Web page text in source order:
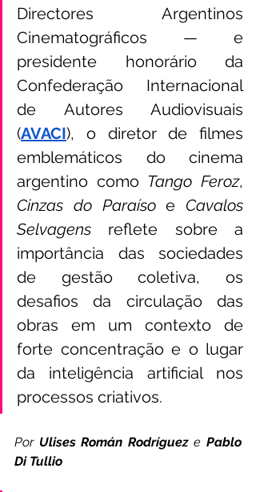
Directores Argentinos
Cinematográficos — e
presidente honorário da
Confederação Internacional
de Autores Audiovisuais
(AVACI), o diretor de filmes
emblemáticos do cinema
argentino como Tango Feroz
Cinzas do Paraíso e Cavalos
Selvagens reflete sobre a
importância das sociedades
de gestão coletiva, os
desafios da circulação das
obras em um contexto de
forte concentração e o lugar
da inteligência artificial nos
processos criativos.
Por Ulises Román Rodríguez e Pablo
Di Tullio